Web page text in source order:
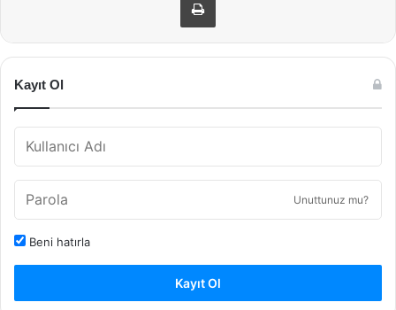
Kayıt Ol
Unuttunuz mu?
Beni hatırla
Kayıt Ol